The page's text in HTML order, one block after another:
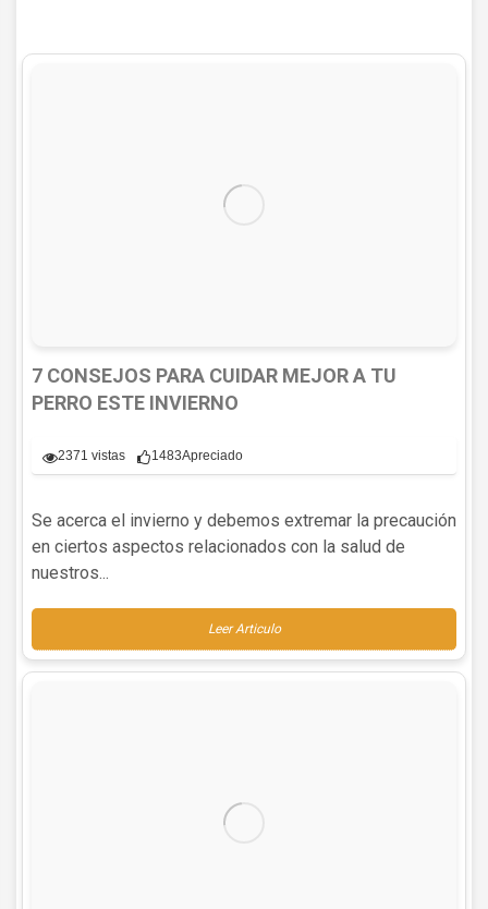
7 CONSEJOS PARA CUIDAR MEJOR A TU
PERRO ESTE INVIERNO
2371 vistas 1483Apreciado
Se acerca el invierno y debemos extremar la precaución
en ciertos aspectos relacionados con la salud de
nuestros...
Leer Articulo